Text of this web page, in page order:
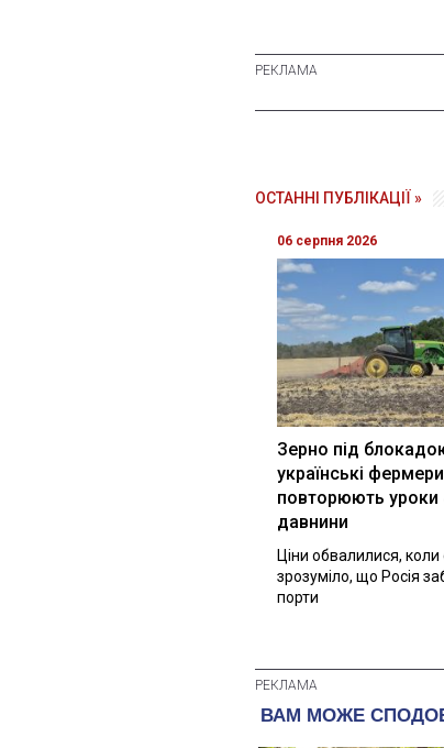
ОСТАННІ ПУБЛІКАЦІЇ »
06 серпня 2026
Зерно під
українські фермери
повторюють уроки
давнини
Ціни обвалилися, коли
зрозуміло, що Росія
порти